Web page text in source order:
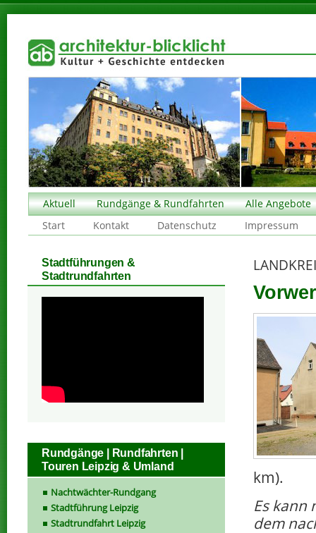
Aktuell Rundgänge & Rundfahrten
Alle Angebote
Start
Kontakt Datenschutz Impressum
km).
Es kann
dem
Stadtführungen &
Stadtrundfahrten
Rundgänge | Rundfahrten |
Touren Leipzig & Umland
Nachtwächter-Rundgang
Stadtführung Leipzig
Stadtrundfahrt Leipzig